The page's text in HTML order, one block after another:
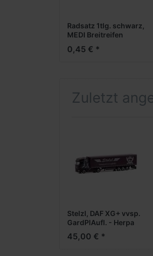
Radsatz 1tlg. schwarz,
MEDI Breitreifen
Aufliegerachse)
0,45 € *
Zuletzt
Stelzl, DAF XG+ vvsp.
GardPlAufl. - Herpa
Tag der offenen Tür
2025 -
45,00 € *